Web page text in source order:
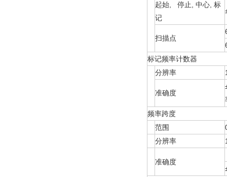
起始, 停止, 中心, 标
记
扫描点
标记频率计数器
分辨率
准确度
频率跨度
范围
分辨率
准确度